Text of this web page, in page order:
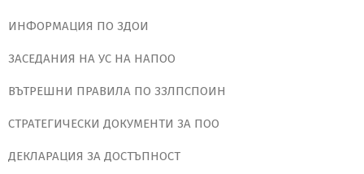
ИНФОРМАЦИЯ ПО ЗДОИ
ЗАСЕДАНИЯ НА УС НА НАПОО
ВЪТРЕШНИ ПРАВИЛА ПО ЗЗЛПСПОИН
СТРАТЕГИЧЕСКИ ДОКУМЕНТИ ЗА ПОО
ДЕКЛАРАЦИЯ ЗА ДОСТЪПНОСТ